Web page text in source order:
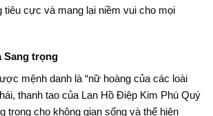
tiêu cực và mang lại niềm vui cho mọi
Sang trọng
mệnh danh là “nữ hoàng của các loài
thanh tao của Lan Hồ Điệp Kim Phú Quý
trọng cho không gian sống và thể hiện